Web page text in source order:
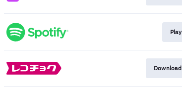
Play
Download